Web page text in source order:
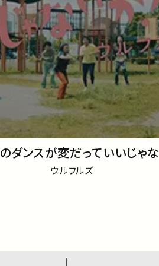
ダンスが変だっていいじゃな
ウルフルズ